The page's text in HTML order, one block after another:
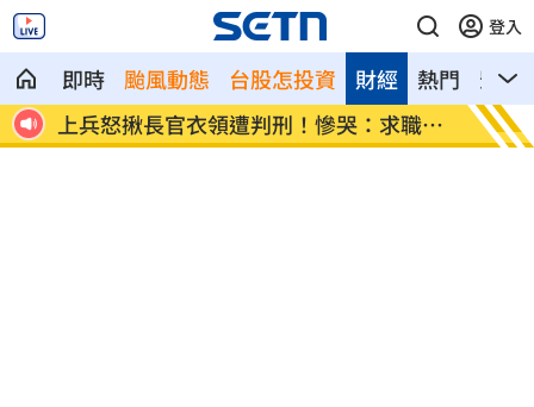
登入
即時 颱風動態 台股怎投資 熱門 影音
財經
碰
新／遭爆離婚台玻千金 小刀首發聲證實
白海
曝